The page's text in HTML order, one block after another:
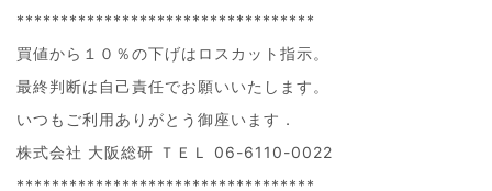
**********************************
買値から１０％の下げはロスカット指示。
最終判断は自己責任でお願いいたします。
いつもご利用ありがとう御座います．
株式会社 大阪総研 ＴＥＬ 06-6110-0022
**********************************